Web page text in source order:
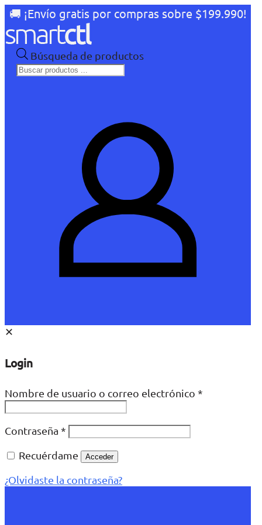
🚚 ¡Envío gratis por compras sobre $199.990!
Búsqueda de productos
✕
Login
Nombre de usuario o correo electrónico *
Contraseña *
Recuérdame
Acceder
¿Olvidaste la contraseña?